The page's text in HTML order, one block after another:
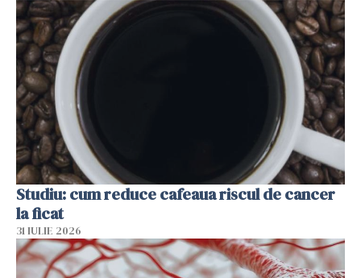
Studiu: cum reduce cafeaua riscul de cancer
la ficat
31 IULIE 2026